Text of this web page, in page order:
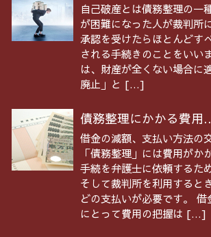
自己破産とは債務整理の一
が困難になった人が裁判所
承認を受けたらほとんどす
される手続きのことをいい
は、財産が全くない場合に
廃止」と […]
債務整理にかかる費用
借金の減額、支払い方法の
「債務整理」には費用がか
手続を弁護士に依頼するた
そして裁判所を利用すると
どの支払いが必要です。
にとって費用の把握は […]